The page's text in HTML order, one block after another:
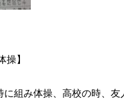
】
組み体操、高校の時、